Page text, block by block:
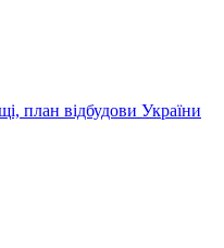
план відбудови України